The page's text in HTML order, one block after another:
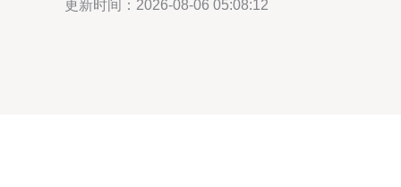
更新时间：2026-08-06 05:08:12